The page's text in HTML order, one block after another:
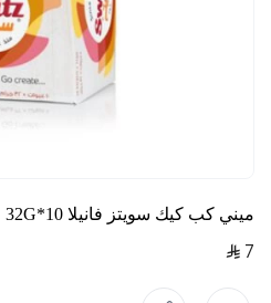
ميني كب كيك سويتز فانيلا 10*32G
7